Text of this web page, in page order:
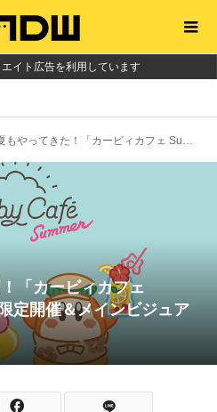
イト広告を利用しています
きた！「カービィカフェ Summer 2026」期間限定開催＆メインビジュアル公開!!
「カービィカフェ
定開催＆メインビジュア